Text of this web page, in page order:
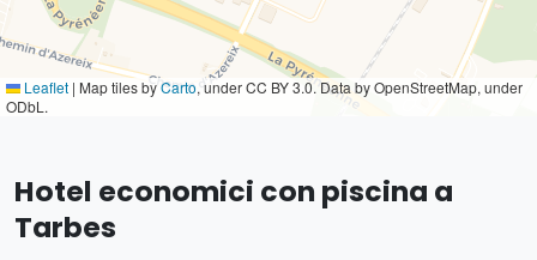
Leaflet | Map tiles byCarto, under CC BY 3.0. Data by OpenStreetMap, under
ODbL.
Hotel economici con piscina a
Tarbes